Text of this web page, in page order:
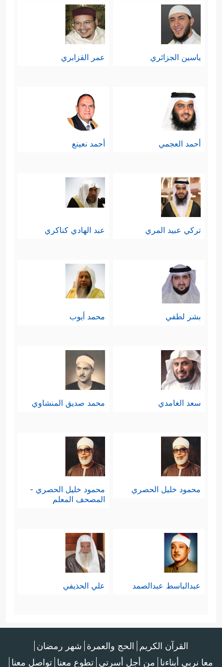
ياسين الجزائري عمر القزابري
أحمد العجمي أحمد نعينع
تركي عبيد المري عبد الهادي كناكري
بشر لطفي محمد أيوب
سعد الغامدي محمد صديق المنشاوي
محمود خليل الحصري
محمود خليل الحصري -
المصحف المعلم
عبدالباسط عبدالصمد علي الحذيفي
القرآن الكريم الحج والعمرة شهر رمضان
معا نربي أبناءنا من أجل أسرتي تطوع معنا تواصل معنا